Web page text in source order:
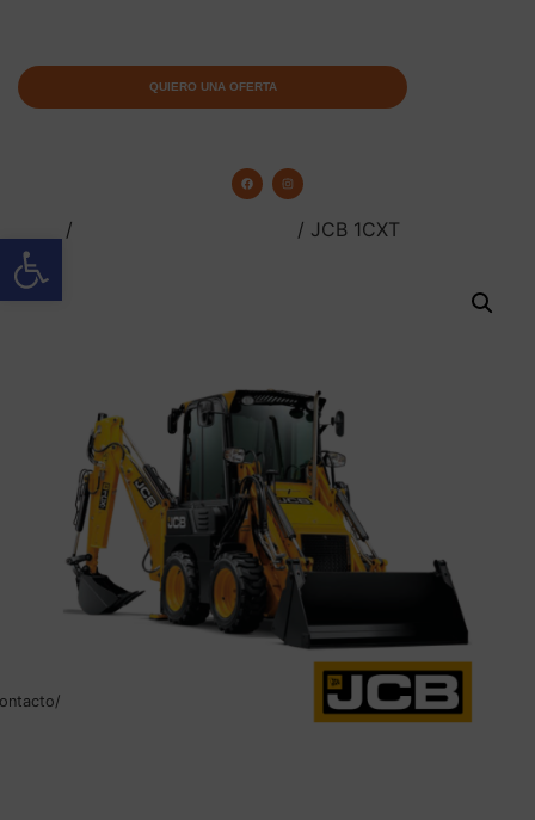
Abrir barra de herramientas
QUIERO UNA OFERTA
/ / JCB 1CXT